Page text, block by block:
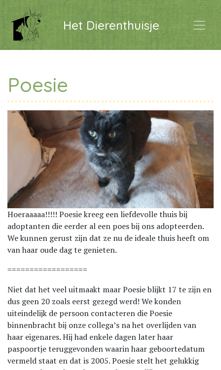
Het Dierenthuisje
Poesie
Hoeraaaaa!!!!! Poesie kreeg een liefdevolle thuis bij
adoptanten die eerder al een poes bij ons adopteerden.
We kunnen gerust zijn dat ze nu de ideale thuis heeft om
van haar oude dag te genieten.
==================
Niet dat het veel uitmaakt maar Poesie blijkt 17 te zijn en
dus geen 20 zoals eerst gezegd werd! We konden
uiteindelijk de persoon contacteren die Poesie
binnenbracht bij onze collega’s na het overlijden van
haar eigenares. Hij had enkele dagen later haar
paspoortje teruggevonden waarin haar geboortedatum
vermeld staat en dat is 2005. Poesie stelt het gelukkig